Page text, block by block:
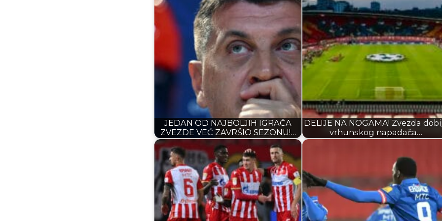
JEDAN OD NAJBOLJIH IGRAČA
ZVEZDE VEĆ ZAVRŠIO SEZONU!…
DELIJE NA NOGAMA! Zvezda
vrhunskog napadača…